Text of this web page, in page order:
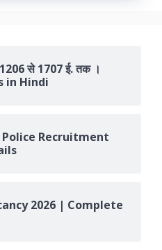
1206 से 1707 ई. तक ।
in Hindi
Recruitment
2026 | Complete